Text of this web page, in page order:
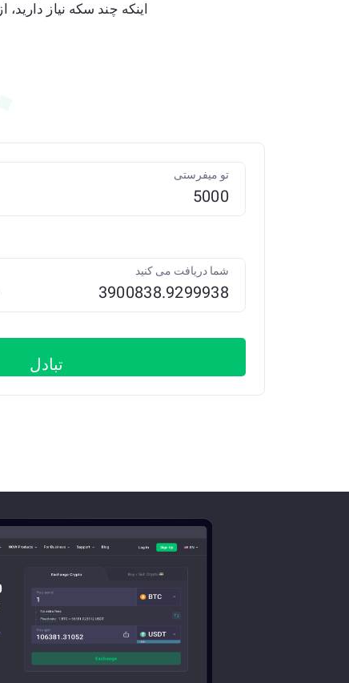
اینکه چند سکه نیاز دارید، از ChangeNOW استفاده کنید!
تو میفرستی
شما دریافت می کنید
تبادل